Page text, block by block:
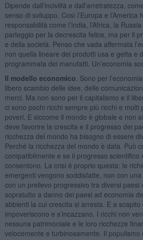
Dipende dall’inciviltà e dall’arretratezza,
senso di sviluppo. Così l’Europa e l’America
responsabilità come l’India, l’Africa, la
parteggio per la decrescita felice, ma per il
e della società. Penso che vada affermata
non quella lineare dei prodotti usa e getta e
programmata dei manufatti. Un’economia
Il modello economico . Sono per
libero scambio delle idee, delle
merci. Ma non sono per il capitalismo e il
ci sono pochi ricchi sempre più ricchi e molti
poveri. E siccome il mondo è globale e non
deve favorire la crescita e il progresso dei
ricchezza del mondo ha bisogno di essere
Perché la ricchezza del mondo è data. Può
compatibilmente e se il progresso scientifico
consentono. La crisi è proprio questa: le
emergenti vengono soddisfatte, non con
con un prelievo progressivo tra diversi paesi
sopratutto a danno dei paesi ad economia
abbienti la cui crescita si arresta. E a
impoveriscono e s’incazzano. I ricchi non
nessuna patrimoniale e le loro ricchezze
velocemente e turbinosamente. Il populismo